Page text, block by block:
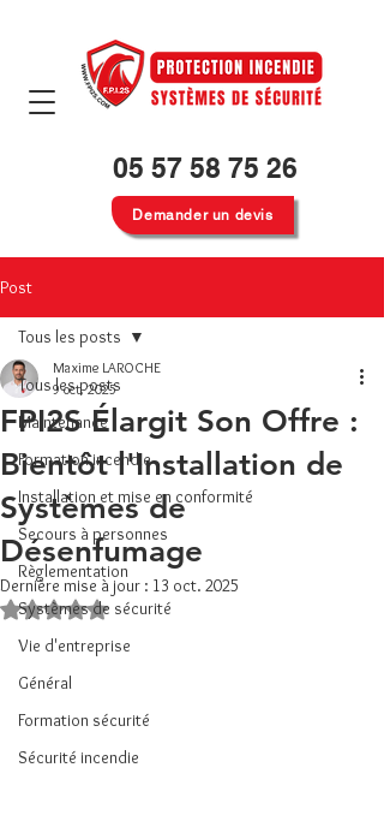
05 57 58 75 26
Demander un devis
Post
Tous les posts
Maintenance
Formation incendie
Installation et mise en conformité
Secours à personnes
Règlementation
Systèmes de sécurité
Vie d'entreprise
Général
Formation sécurité
Sécurité incendie
Tous les posts
FPI2S Élargit Son Offre :
Bientôt l'Installation de
Systèmes de
Désenfumage
Maxime LAROCHE
9 oct. 2025
Dernière mise à jour : 13 oct. 2025
Noté NaN étoiles sur 5.